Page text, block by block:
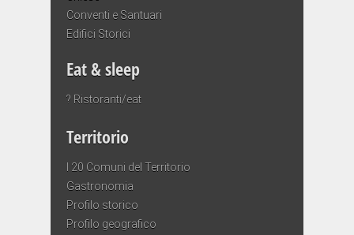
Conventi e Santuari
Edifici Storici
Eat & sleep
? Ristoranti/eat
Territorio
I 20 Comuni del Territorio
Gastronomia
Profilo storico
Profilo geografico